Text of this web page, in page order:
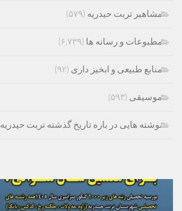
مشاهیر تربت حیدریه (۵۷۹)
مطبوعات و رسانه ها (۶,۷۳۹)
منابع طبیعی و ابخیز داری (۹۲)
موسیقی (۵۹۳)
نوشته هایی در باره تاریخ گذشته تربت حیدریه